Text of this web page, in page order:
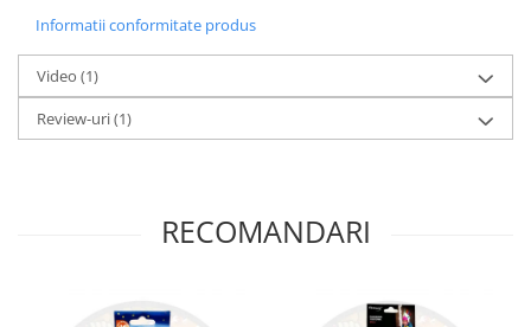
Informatii conformitate produs
Video (1)
Review-uri(1)
RECOMANDARI